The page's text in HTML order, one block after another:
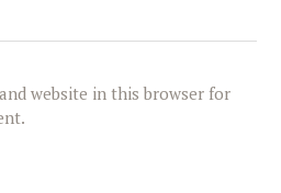
website in this browser for